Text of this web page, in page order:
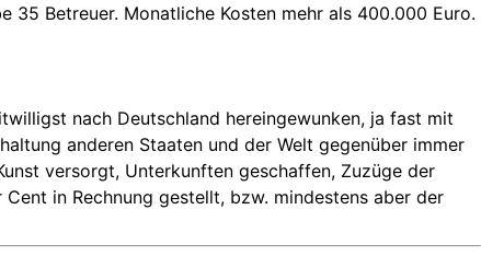
35 Betreuer. Monatliche Kosten mehr als 400.000 Euro.
nach Deutschland hereingewunken, ja fast mit
anderen Staaten und der Welt gegenüber immer
versorgt, Unterkunften geschaffen, Zuzüge der
in Rechnung gestellt, bzw. mindestens aber der